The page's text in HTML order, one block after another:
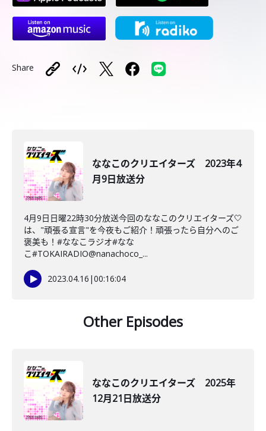
Share
ななこのクリエイターズ 2023年4
月9日放送分
4月9日日曜22時30分放送今回のななこのクリエイターズ🤍
は、"頑張る宣言"を今夜もご紹介！頑張ったら自分へのご
褒美も！⁠#ななこラジオ⁠⁠#なな
こ⁠⁠#TOKAIRADIO⁠⁠@nanachoco_...
2023.04.16 |00:16:04
Other Episodes
ななこのクリエイターズ 2025年
12月21日放送分